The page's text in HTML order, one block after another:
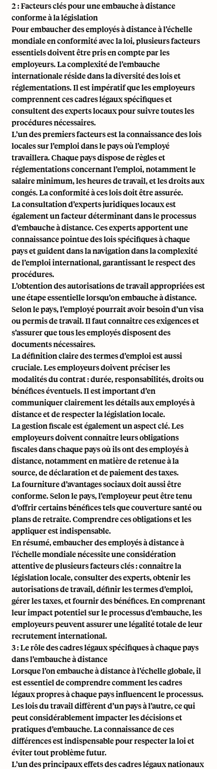
2 : Facteurs clés pour une embauche à distance
conforme à la législation
Pour embaucher des employés à distance à l’échelle
mondiale en conformité avec la loi, plusieurs facteurs
essentiels doivent être pris en compte par les
employeurs. La complexité de l’embauche
internationale réside dans la diversité des lois et
réglementations. Il est impératif que les employeurs
comprennent ces cadres légaux spécifiques et
consultent des experts locaux pour suivre toutes les
procédures nécessaires.
L’un des premiers facteurs est la connaissance des lois
locales sur l’emploi dans le pays où l’employé
travaillera. Chaque pays dispose de règles et
réglementations concernant l’emploi, notamment le
salaire minimum, les heures de travail, et les droits aux
congés. La conformité à ces lois doit être assurée.
La consultation d’experts juridiques locaux est
également un facteur déterminant dans le processus
d’embauche à distance. Ces experts apportent une
connaissance pointue des lois spécifiques à chaque
pays et guident dans la navigation dans la complexité
de l’emploi international, garantissant le respect des
procédures.
L’obtention des autorisations de travail appropriées est
une étape essentielle lorsqu’on embauche à distance.
Selon le pays, l’employé pourrait avoir besoin d’un visa
ou permis de travail. Il faut connaître ces exigences et
s’assurer que tous les employés disposent des
documents nécessaires.
La définition claire des termes d’emploi est aussi
cruciale. Les employeurs doivent préciser les
modalités du contrat : durée, responsabilités, droits ou
bénéfices éventuels. Il est important d’en
communiquer clairement les détails aux employés à
distance et de respecter la législation locale.
La gestion fiscale est également un aspect clé. Les
employeurs doivent connaître leurs obligations
fiscales dans chaque pays où ils ont des employés à
distance, notamment en matière de retenue à la
source, de déclaration et de paiement des taxes.
La fourniture d’avantages sociaux doit aussi être
conforme. Selon le pays, l’employeur peut être tenu
d’offrir certains bénéfices tels que couverture santé ou
plans de retraite. Comprendre ces obligations et les
appliquer est indispensable.
En résumé, embaucher des employés à distance à
l’échelle mondiale nécessite une considération
attentive de plusieurs facteurs clés : connaître la
législation locale, consulter des experts, obtenir les
autorisations de travail, définir les termes d’emploi,
gérer les taxes, et fournir des bénéfices. En comprenant
leur impact potentiel sur le processus d’embauche, les
employeurs peuvent assurer une légalité totale de leur
recrutement international.
3 : Le rôle des cadres légaux spécifiques à chaque pays
dans l’embauche à distance
Lorsque l’on embauche à distance à l’échelle globale, il
est essentiel de comprendre comment les cadres
légaux propres à chaque pays influencent le processus.
Les lois du travail diffèrent d’un pays à l’autre, ce qui
peut considérablement impacter les décisions et
pratiques d’embauche. La connaissance de ces
différences est indispensable pour respecter la loi et
éviter tout problème futur.
L’un des principaux effets des cadres légaux nationaux